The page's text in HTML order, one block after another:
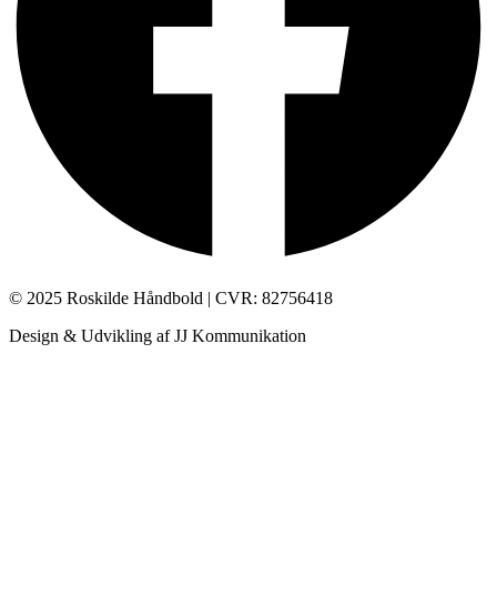
© 2025 Roskilde Håndbold | CVR: 82756418
Design & Udvikling af JJ Kommunikation